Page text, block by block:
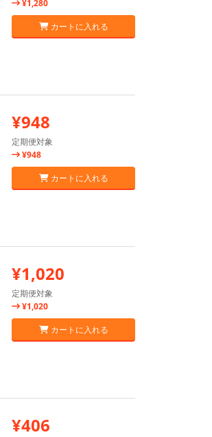
¥1,280
カートに入れる
¥948
定期便対象
¥948
カートに入れる
¥1,020
定期便対象
¥1,020
カートに入れる
¥406